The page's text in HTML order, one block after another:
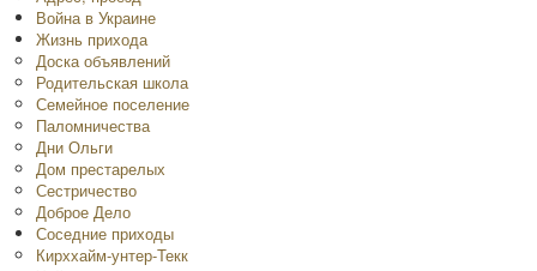
Война в Украине
Жизнь прихода
Доска объявлений
Родительская школа
Семейное поселение
Паломничества
Дни Ольги
Дом престарелых
Сестричество
Доброе Дело
Соседние приходы
Кирххайм-унтер-Текк